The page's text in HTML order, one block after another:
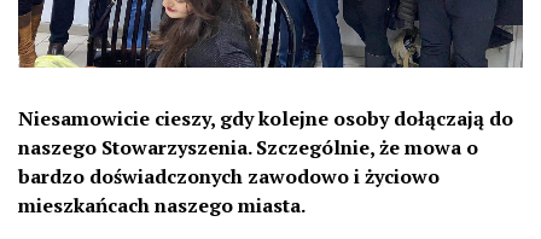
Niesamowicie cieszy, gdy kolejne osoby dołączają do
naszego Stowarzyszenia. Szczególnie, że mowa o
bardzo doświadczonych zawodowo i życiowo
mieszkańcach naszego miasta.